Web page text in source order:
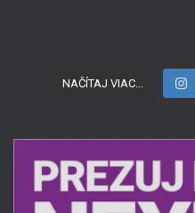
NAČÍTAJ VIAC...